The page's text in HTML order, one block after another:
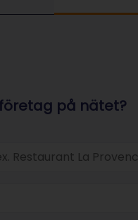
på nätet?
Restaurant La